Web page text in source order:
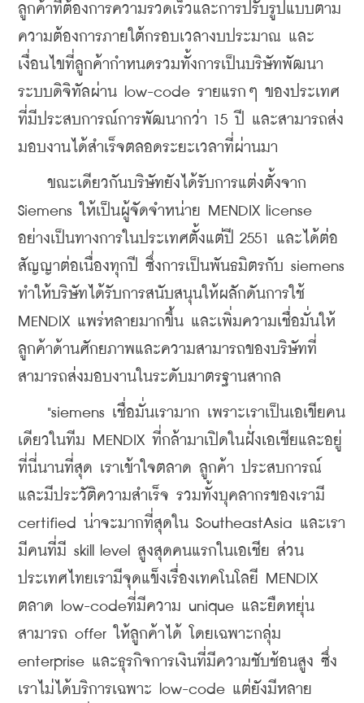
ลูกค้าที่ต้องการความรวดเร็วและการปรับรูปแบบตาม
ความต้องการภายใต้กรอบเวลางบประมาณ และ
เงื่อนไขที่ลูกค้ากำหนดรวมทั้งการเป็นบริษัทพัฒนา
ระบบดิจิทัลผ่าน low-code รายแรกๆ ของประเทศ
ที่มีประสบการณ์การพัฒนากว่า 15 ปี และสามารถส่ง
มอบงานได้สำเร็จตลอดระยะเวลาที่ผ่านมา
ขณะเดียวกันบริษัทยังได้รับการแต่งตั้งจาก
Siemens ให้เป็นผู้จัดจำหน่าย MENDIX license
อย่างเป็นทางการในประเทศตั้งแต่ปี 2551 และได้ต่อ
สัญญาต่อเนื่องทุกปี ซึ่งการเป็นพันธมิตรกับ siemens
ทำให้บริษัทได้รับการสนับสนุนให้ผลักดันการใช้
MENDIX แพร่หลายมากขึ้น และเพิ่มความเชื่อมั่นให้
ลูกค้าด้านศักยภาพและความสามารถของบริษัทที่
สามารถส่งมอบงานในระดับมาตรฐานสากล
"siemens เชื่อมั่นเรามาก เพราะเราเป็นเอเขียคน
เดียวในทีม MENDIX ที่กล้ามาเปิดในฝั่งเอเชียและอยู่
ที่นี่นานที่สุด เราเข้าใจตลาด ลูกค้า ประสบการณ์
และมีประวัติความสำเร็จ รวมทั้งบุคลากรของเรามี
certified น่าจะมากที่สุดใน SoutheastAsia และเรา
มีคนที่มี skill level สูงสุดคนแรกในเอเชีย ส่วน
ประเทศไทยเรามีจุดแข็งเรื่องเทคโนโลยี MENDIX
ตลาด low-codeที่มีความ unique และยืดหยุ่น
สามารถ offer ให้ลูกค้าได้ โดยเฉพาะกลุ่ม
enterprise และธุรกิจการเงินที่มีความชับช้อนสูง ซึ่ง
เราไม่ได้บริการเฉพาะ low-code แต่ยังมีหลาย